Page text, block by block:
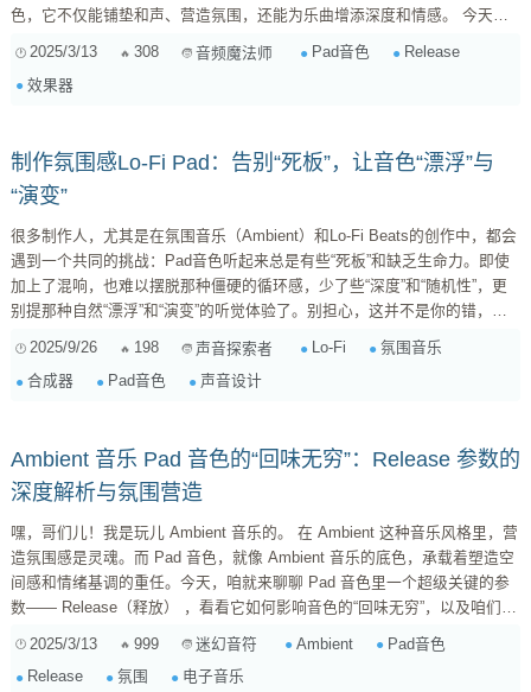
色，它不仅能铺垫和声、营造氛围，还能为乐曲增添深度和情感。 今天，
咱们就来聊聊如何通过调整 Pad 音色的 Release 参数，并巧妙地结合各种
效果器，来进一步拓展声音的维度，丰富音乐的纹理，让你的 Pad 音色更
上一层楼。 一、 什么是 Release？ 在合成器或者采样器中，Release 通常
2025/3/13 308 音频魔法师 Pad音色
Release
效果器
制作氛围感Lo-Fi Pad：告别“死板”，让音色“漂浮”与
“演变”
很多制作人，尤其是在氛围音乐（Ambient）和Lo-Fi Beats的创作中，都会
遇到一个共同的挑战：Pad音色听起来总是有些“死板”和缺乏生命力。即使
加上了混响，也难以摆脱那种僵硬的循环感，少了些“深度”和“随机性”，更
别提那种自然“漂浮”和“演变”的听觉体验了。别担心，这并不是你的错，而
亡”，变得“漂浮”且富有“演变”感，关键在于 引入持续的、微妙的、非线性的
2025/9/26 198 声音探索者 Lo-Fi
氛围音乐
合成器
Pad音色 声音设计
Ambient 音乐 Pad 音色的“回味无穷”：Release 参数的
深度解析与氛围营造
嘿，哥们儿！我是玩儿 Ambient 音乐的。 在 Ambient 这种音乐风格里，营
造氛围感是灵魂。而 Pad 音色，就像 Ambient 音乐的底色，承载着塑造空
间感和情绪基调的重任。今天，咱就来聊聊 Pad 音色里一个超级关键的参
数—— Release（释放） ，看看它如何影响音色的“回味无穷”，以及咱们怎
（ADSR）里，Release 指的是...
2025/3/13 999 迷幻音符 Ambient
Pad音色
Release
氛围 电子音乐